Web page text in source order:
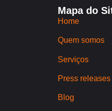
Mapa do
Home
Quem somos
Serviços
Press releases
Blog